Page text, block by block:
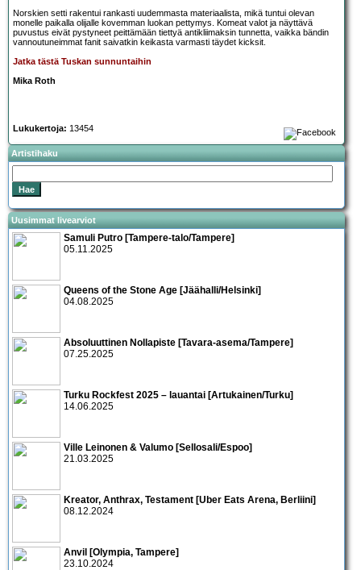
Norskien setti rakentui rankasti uudemmasta materiaalista, mikä tuntui olevan
monelle paikalla olijalle kovemman luokan pettymys. Komeat valot ja näyttävä
puvustus eivät pystyneet peittämään tiettyä antikliimaksin tunnetta, vaikka bändin
vannoutuneimmat fanit saivatkin keikasta varmasti täydet kicksit.
Jatka tästä Tuskan sunnuntaihin
Mika Roth
Lukukertoja: 13454
Artistihaku
Uusimmat livearviot
Samuli Putro [Tampere-talo/Tampere]
05.11.2025
Queens of the Stone Age [Jäähalli/Helsinki]
04.08.2025
Absoluuttinen Nollapiste [Tavara-asema/Tampere]
07.25.2025
Turku Rockfest 2025 – lauantai [Artukainen/Turku]
14.06.2025
Ville Leinonen & Valumo [Sellosali/Espoo]
21.03.2025
Kreator, Anthrax, Testament [Uber Eats Arena, Berliini]
08.12.2024
Anvil [Olympia, Tampere]
23.10.2024